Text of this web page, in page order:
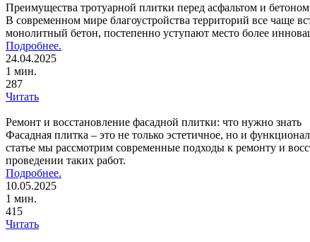
Преимущества тротуарной плитки перед асфальтом и бетоном
В современном мире благоустройства территорий все чаще
монолитный бетон, постепенно уступают место более
Подробнее.
24.04.2025
1 мин.
287
Читать
Ремонт и восстановление фасадной плитки: что нужно знать
Фасадная плитка – это не только эстетичное, но и
статье мы рассмотрим современные подходы к ремонту и
проведении таких работ.
Подробнее.
10.05.2025
1 мин.
415
Читать